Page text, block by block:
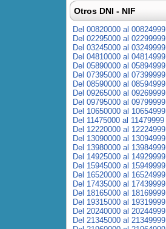
Otros DNI - NIF
Del 00820000 al 00824999
Del 02295000 al 02299999
Del 03245000 al 03249999
Del 04810000 al 04814999
Del 05890000 al 05894999
Del 07395000 al 07399999
Del 08590000 al 08594999
Del 09265000 al 09269999
Del 09795000 al 09799999
Del 10650000 al 10654999
Del 11475000 al 11479999
Del 12220000 al 12224999
Del 13090000 al 13094999
Del 13980000 al 13984999
Del 14925000 al 14929999
Del 15945000 al 15949999
Del 16520000 al 16524999
Del 17435000 al 17439999
Del 18165000 al 18169999
Del 19315000 al 19319999
Del 20240000 al 20244999
Del 21345000 al 21349999